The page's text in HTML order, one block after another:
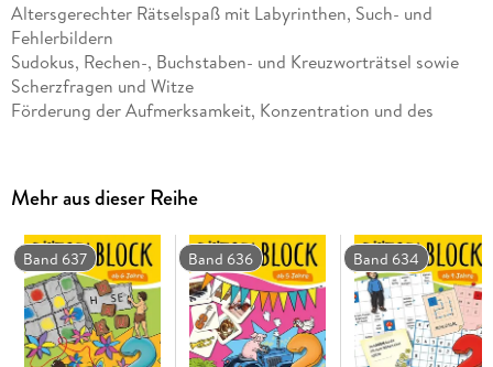
Altersgerechter Rätselspaß mit Labyrinthen, Such- und
Fehlerbildern
Sudokus, Rechen-, Buchstaben- und Kreuzworträtsel sowie
Scherzfragen und Witze
Förderung der Aufmerksamkeit, Konzentration und des
Fakten zum Rätselblock
DIN-A5-Block
64 Seiten
Liebevoll farbig illustriert
Mit Lösungsteil am Ende des Blocks
Mehr aus dieser Reihe
Band 637 Band 636 Band 634